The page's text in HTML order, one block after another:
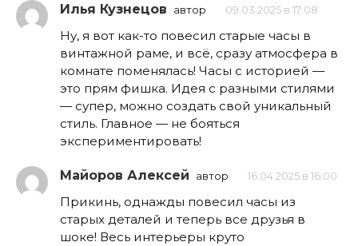
Илья Кузнецов автор 09.03.2025 в 17:08
Ну, я вот как-то повесил старые часы в
винтажной раме, и всё, сразу атмосфера в
комнате поменялась! Часы с историей —
это прям фишка. Идея с разными стилями
— супер, можно создать свой уникальный
стиль. Главное — не бояться
экспериментировать!
Майоров Алексей автор 16.04.2025 в 16:00
Прикинь, однажды повесил часы из
старых деталей и теперь все друзья в
шоке! Весь интерьеры круто